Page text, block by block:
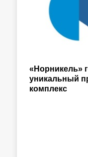
«Норникель»
уникальный
комплекс